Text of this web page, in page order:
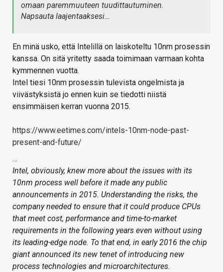
omaan paremmuuteen tuudittautuminen.
Napsauta laajentaaksesi…
En minä usko, että Intelillä on laiskoteltu 10nm prosessin
kanssa. On sitä yritetty saada toimimaan varmaan kohta
kymmennen vuotta.
Intel tiesi 10nm prosessin tulevista ongelmista ja
viivästyksistä jo ennen kuin se tiedotti niistä
ensimmäisen kerran vuonna 2015.
https://www.eetimes.com/intels-10nm-node-past-
present-and-future/
…
Intel, obviously, knew more about the issues with its
10nm process well before it made any public
announcements in 2015. Understanding the risks, the
company needed to ensure that it could produce CPUs
that meet cost, performance and time-to-market
requirements in the following years even without using
its leading-edge node. To that end, in early 2016 the chip
giant announced its new tenet of introducing new
process technologies and microarchitectures.